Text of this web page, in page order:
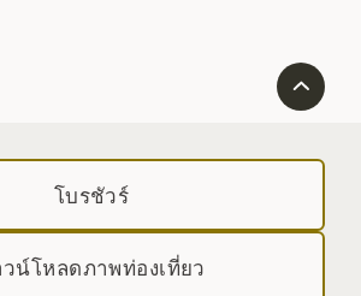
โบรชัวร์
น์โหลดภาพท่องเที่ยว